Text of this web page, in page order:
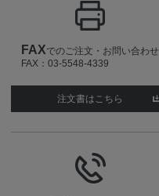
FAXでのご注文・お問い合わせ
FAX：03-5548-4339
注文書はこちら